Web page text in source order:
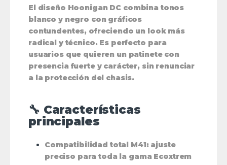
El diseño Hoonigan DC combina tonos
blanco y negro con gráficos
contundentes, ofreciendo un look más
radical y técnico. Es perfecto para
usuarios que quieren un patinete con
presencia fuerte y carácter, sin renunciar
a la protección del chasis.
🔧 Características
principales
Compatibilidad total M41: ajuste
preciso para toda la gama Ecoxtrem